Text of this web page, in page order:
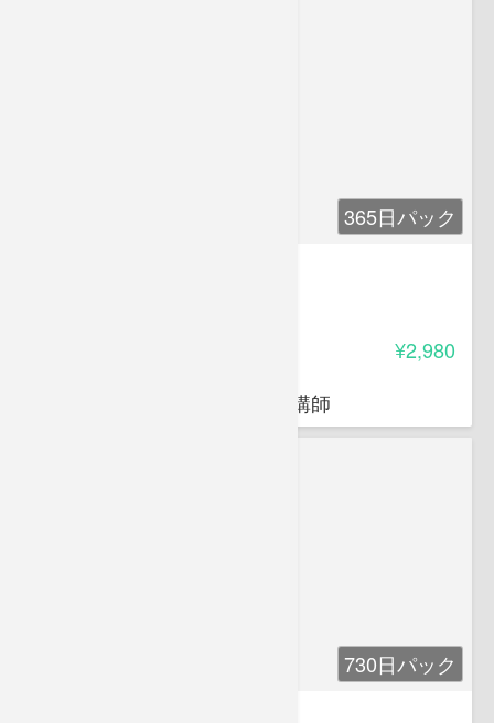
365日パック
¥2,980
日本福祉教育専門学校非常勤講師
730日パック